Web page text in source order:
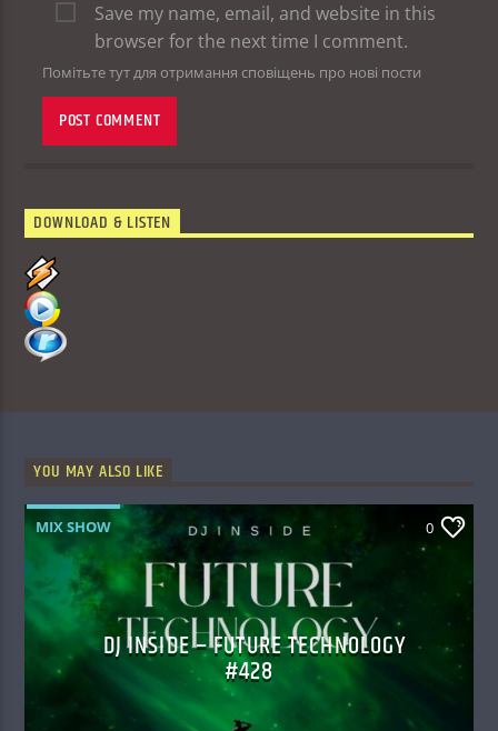
Save my name, email, and website in this
browser for the next time I comment.
Помітьте тут для отримання сповіщень про нові пости
DOWNLOAD & LISTEN
YOU MAY ALSO LIKE
MIX SHOW 0
DJ INSIDE – FUTURE TECHNOLOGY
#428